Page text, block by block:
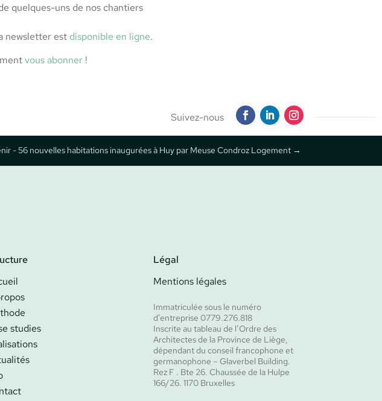
quelques-uns de nos chantiers
newsletter est disponible en ligne.
vous abonner !
Suivez-nous
- 56 nouvelles habitations inaugurées à Huy par Meuse Condroz Logement→
studies
Légal
Mentions légales
Immatriculée sous le numéro
d’entreprise 0779.276.818
Inscrite au tableau de l’Ordre des
Architectes de la Province de Liège,
dépendant du conseil francophone et
germanophone – Glaverbel Building.
Rez F . Bte 26. Chaussée de la Hulpe
166/26. 1170 Bruxelles